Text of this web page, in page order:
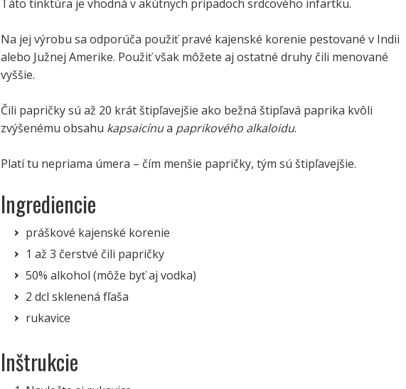
Táto tinktúra je vhodná v akútnych prípadoch srdcového infartku.
Na jej výrobu sa odporúča použiť pravé kajenské korenie pestované v Indii
alebo Južnej Amerike. Použiť však môžete aj ostatné druhy čili menované
vyššie.
Čili papričky sú až 20 krát štipľavejšie ako bežná štipľavá paprika kvôli
zvýšenému obsahu kapsaicínua paprikového alkaloidu.
Platí tu nepriama úmera – čím menšie papričky, tým sú štipľavejšie.
Ingrediencie
práškové kajenské korenie
1 až 3 čerstvé čili papričky
50% alkohol (môže byť aj vodka)
2 dcl sklenená fľaša
rukavice
Inštrukcie